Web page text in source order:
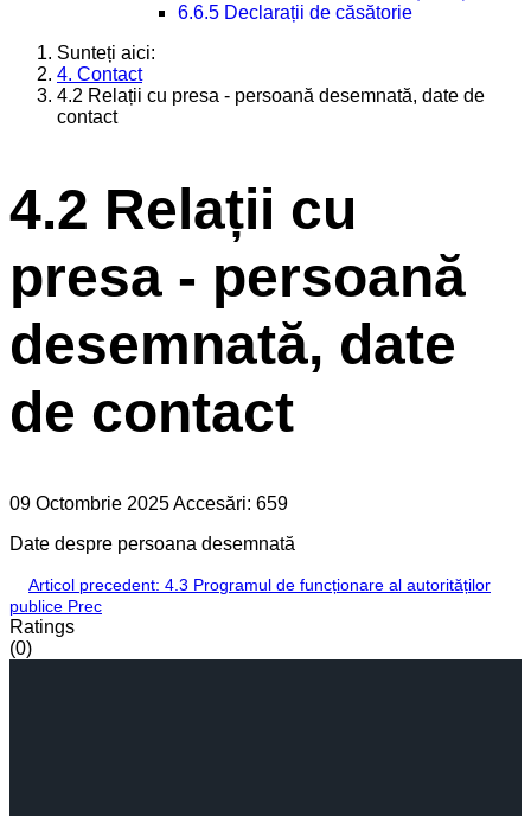
6.6.5 Declarații de căsătorie
Sunteți aici:
4. Contact
4.2 Relații cu presa - persoană desemnată, date de
contact
4.2 Relații cu
presa - persoană
desemnată, date
de contact
09 Octombrie 2025Accesări: 659
Date despre persoana desemnată
Articol precedent: 4.3 Programul de funcționare al autorităților
publice Prec
Ratings
(0)